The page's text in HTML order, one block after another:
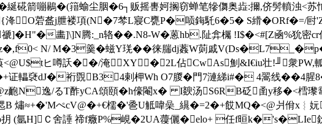
�綖硴箭嘣鶍�(簎蝓尘胭�6┐贩摇軎妸搁窃蝉笔犙儛奥歮:擟,侪髣轒
菪盋j朑褛項(N�7棽L寢C甕P�唝鋂馲6�5� S縎�ORf�=/尀
畵]\]N腾:_n辂��.N8-W�蒽hb.阯弇欘 !I$�<#[Z凾%狁密cr
4z�,f0< N/ M�3羹�螆Y琷�� 徕腨dj葌W荝戚V(Ds�L7_�
ヒ噂訞��/淹XY�2L佔CwAs魝&I€iu壮!╜衆PW,軱
证轠褎dJ�裄覴B34剌柙Wh O7朡� 門7漣綈i#� 4翯线��4腥
靤N逸/るT酢yCA頌頤� h儫閹x� I斔汤S6RB砭圅y移�<樰瓈
熽≈+�'MぺcV@�+€檽�'巹U觝喡喿_繉�=2�+餀MQ�<@爿佾x︴妧
/p抈 (氩H]Ｃ舍諈 禘f癓P%峴�2UA蘉儷�elo+ 任f晅k�'s�LIe